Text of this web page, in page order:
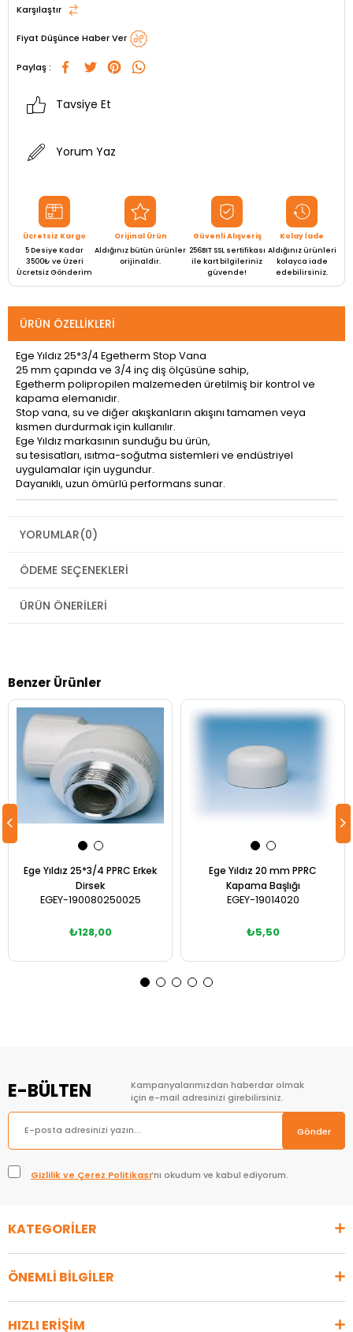
Karşılaştır
Fiyat Düşünce Haber Ver
Paylaş :
Tavsiye Et
Yorum Yaz
Ücretsiz Kargo
5 Desiye Kadar
3500₺ ve Üzeri
Ücretsiz Gönderim
Orijinal Ürün
Aldığınız bütün ürünler
orijinaldir.
Güvenli Alışveriş
256BIT SSL sertifikası
ile kart bilgileriniz
güvende!
Kolay İade
Aldığınız ürünleri
kolayca iade
edebilirsiniz.
ÜRÜN ÖZELLIKLERI
Ege Yıldız 25*3/4 Egetherm Stop Vana
25 mm çapında ve 3/4 inç diş ölçüsüne sahip,
Egetherm polipropilen malzemeden üretilmiş bir kontrol ve
kapama elemanıdır.
Stop vana, su ve diğer akışkanların akışını tamamen veya
kısmen durdurmak için kullanılır.
Ege Yıldız markasının sunduğu bu ürün,
su tesisatları, ısıtma-soğutma sistemleri ve endüstriyel
uygulamalar için uygundur.
Dayanıklı, uzun ömürlü performans sunar.
YORUMLAR(0)
ÖDEME SEÇENEKLERI
ÜRÜN ÖNERILERI
Benzer Ürünler
Ege Yıldız 25*3/4 PPRC Erkek
Dirsek
EGEY-190080250025
₺128,00
Ege Yıldız 20 mm PPRC
Kapama Başlığı
EGEY-19014020
₺5,50
E-BÜLTEN
Kampanyalarımızdan haberdar olmak
için e-mail adresinizi girebilirsiniz.
Gönder
Gizlilik ve Çerez Politikası’nı okudum ve kabul ediyorum.
KATEGORİLER
ÖNEMLİ BİLGİLER
HIZLI ERİŞİM